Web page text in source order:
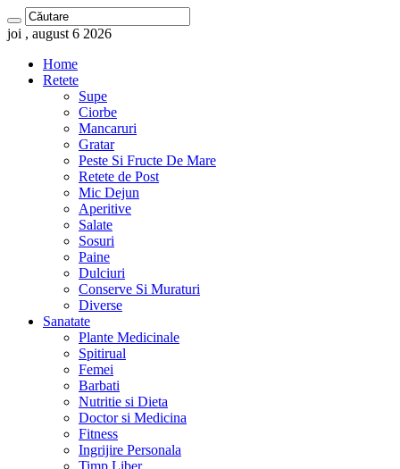
joi , august 6 2026
Home
Retete
Supe
Ciorbe
Mancaruri
Gratar
Peste Si Fructe De Mare
Retete de Post
Mic Dejun
Aperitive
Salate
Sosuri
Paine
Dulciuri
Conserve Si Muraturi
Diverse
Sanatate
Plante Medicinale
Spitirual
Femei
Barbati
Nutritie si Dieta
Doctor si Medicina
Fitness
Ingrijire Personala
Timp Liber